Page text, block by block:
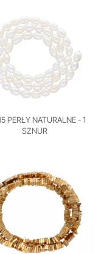
PERŁY NATURALNE - 1
SZNUR